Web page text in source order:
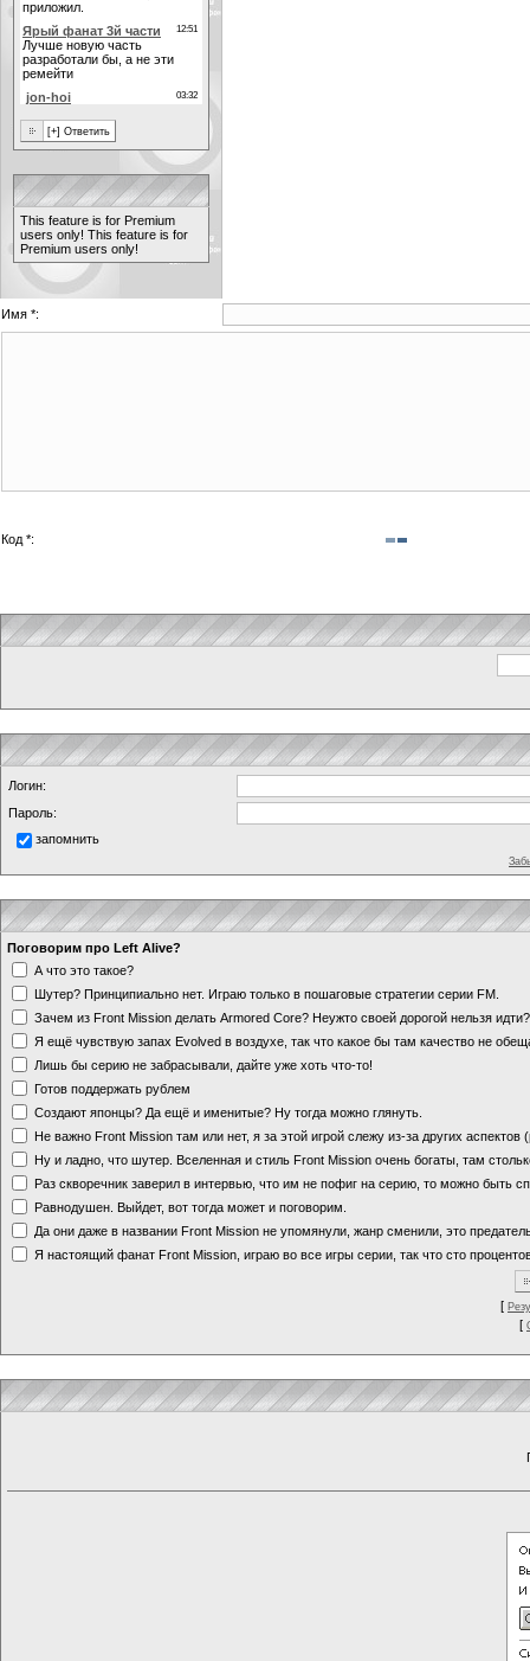
This feature is for Premium
users only! This feature is for
Premium users only!
Имя *:
Код *:
Логин:
Пароль:
запомнить
Поговорим про Left Alive?
А что это такое?
Шутер? Принципиально нет. Играю только в пошаговые стратегии серии FM.
Зачем из Front Mission делать Armored Core? Неужто своей дорогой нельзя
Я ещё чувствую запах Evolved в воздухе, так что какое бы там качество не
Лишь бы серию не забрасывали, дайте уже хоть что-то!
Готов поддержать рублем
Создают японцы? Да ещё и именитые? Ну тогда можно глянуть.
Не важно Front Mission там или нет, я за этой игрой слежу из-за других аспектов
Ну и ладно, что шутер. Вселенная и стиль Front Mission очень богаты, там
Раз скворечник заверил в интервью, что им не пофиг на серию, то можно быть
Равнодушен. Выйдет, вот тогда может и поговорим.
Да они даже в названии Front Mission не упомянули, жанр сменили, это
Я настоящий фанат Front Mission, играю во все игры серии, так что сто
[
[